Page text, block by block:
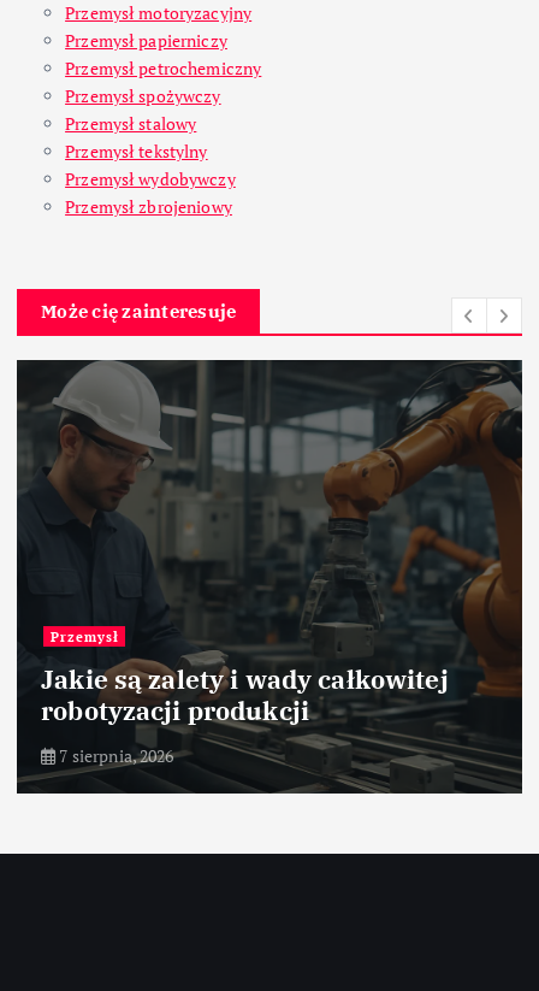
Przemysł motoryzacyjny
Przemysł papierniczy
Przemysł petrochemiczny
Przemysł spożywczy
Przemysł stalowy
Przemysł tekstylny
Przemysł wydobywczy
Przemysł zbrojeniowy
Może cię zainteresuje
Przemysł
Jakie są zalety i wady całkowitej
robotyzacji produkcji
7 sierpnia, 2026